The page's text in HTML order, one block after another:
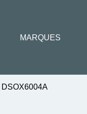
DSOX6004A
MARQUES